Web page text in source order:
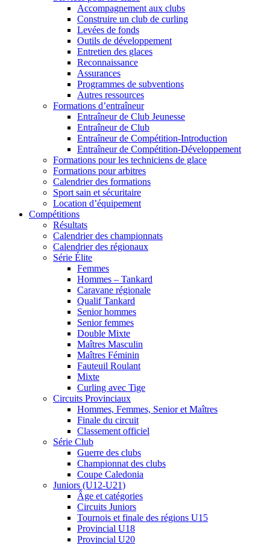
Accompagnement aux clubs
Construire un club de curling
Levées de fonds
Outils de développement
Entretien des glaces
Reconnaissance
Assurances
Programmes de subventions
Autres ressources
Formations d’entraîneur
Entraîneur de Club Jeunesse
Entraîneur de Club
Entraîneur de Compétition-Introduction
Entraîneur de Compétition-Développement
Formations pour les techniciens de glace
Formations pour arbitres
Calendrier des formations
Sport sain et sécuritaire
Location d’équipement
Compétitions
Résultats
Calendrier des championnats
Calendrier des régionaux
Série Élite
Femmes
Hommes – Tankard
Caravane régionale
Qualif Tankard
Senior hommes
Senior femmes
Double Mixte
Maîtres Masculin
Maîtres Féminin
Fauteuil Roulant
Mixte
Curling avec Tige
Circuits Provinciaux
Hommes, Femmes, Senior et Maîtres
Finale du circuit
Classement officiel
Série Club
Guerre des clubs
Championnat des clubs
Coupe Caledonia
Juniors (U12-U21)
Âge et catégories
Circuits Juniors
Tournois et finale des régions U15
Provincial U18
Provincial U20